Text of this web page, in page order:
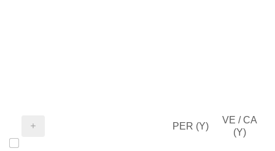
PER (Y)
VE / CA
(Y)